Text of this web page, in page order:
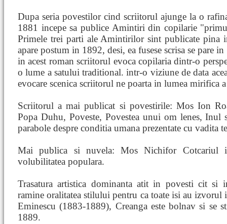
Dupa seria povestilor cind scriitorul ajunge la o
1881 incepe sa publice Amintiri din copilarie
Primele trei parti ale Amintirilor sint publicate pina
apare postum in 1892, desi, ea fusese scrisa se pare
in acest roman scriitorul evoca copilaria dintr-o
o lume a satului traditional. intr-o viziune de data
evocare scenica scriitorul ne poarta in lumea mirifica
Scriitorul a mai publicat si povestirile: Mos Ion
Popa Duhu, Poveste, Povestea unui om lenes, Inul
parabole despre conditia umana prezentate cu vadita
Mai publica si nuvela: Mos Nichifor Cotcariul
volubilitatea populara.
Trasatura artistica dominanta atit in povesti cit si
ramine oralitatea stilului pentru ca toate isi au izvorul
Eminescu (1883-1889), Creanga este bolnav si se
1889.